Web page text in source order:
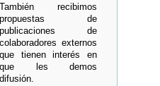
También recibimos
propuestas de
publicaciones de
colaboradores externos
que tienen interés en
que les demos
difusión.